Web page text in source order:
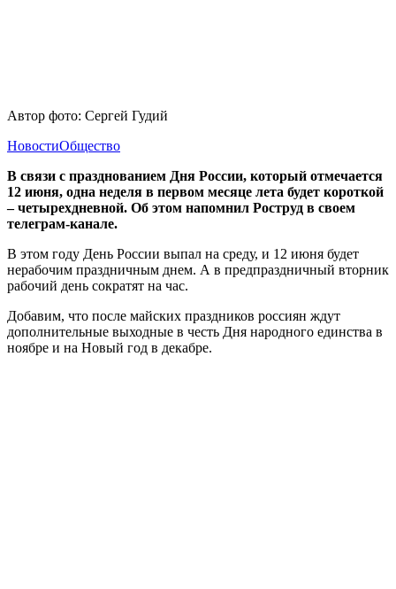
Автор фото: Сергей Гудий
НовостиОбщество
В связи с празднованием Дня России, который отмечается
12 июня, одна неделя в первом месяце лета будет короткой
– четырехдневной. Об этом напомнил Роструд в своем
телеграм-канале.
В этом году День России выпал на среду, и 12 июня будет
нерабочим праздничным днем. А в предпраздничный вторник
рабочий день сократят на час.
Добавим, что после майских праздников россиян ждут
дополнительные выходные в честь Дня народного единства в
ноябре и на Новый год в декабре.